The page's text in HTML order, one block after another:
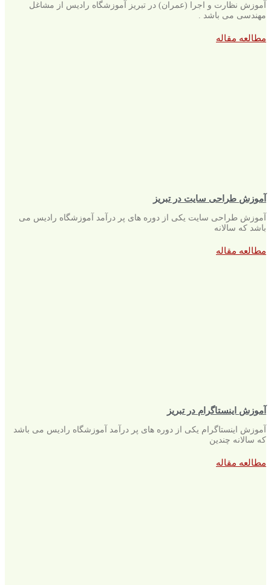
آموزش نظارت و اجرا (عمران) در تبریز آموزشگاه رادیس از مشاغل
مهندسی می باشد .
مطالعه مقاله
آموزش طراحی سایت در تبریز
آموزش طراحی سایت یکی از دوره های پر درآمد آموزشگاه رادیس می
باشد که سالانه
مطالعه مقاله
آموزش اینستاگرام در تبریز
آموزش اینستاگرام یکی از دوره های پر درآمد آموزشگاه رادیس می باشد
که سالانه چندین
مطالعه مقاله